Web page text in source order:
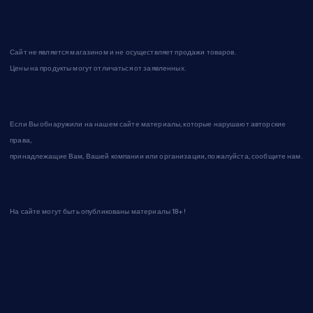
Сайт не является магазином и не осуществляет продажи товаров.
Цены на продукты могут отличаться от заявленных.
Если Вы обнаружили на нашем сайте материалы, которые нарушают авторские
права,
принадлежащие Вам, Вашей компании или организации, пожалуйста, сообщите нам.
На сайте могут быть опубликованы материалы 18+!